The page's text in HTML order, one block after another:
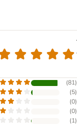
(81)
(5)
(0)
(0)
(1)